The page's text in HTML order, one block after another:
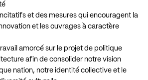
et des mesures qui encouragent la
et les ouvrages à caractère
amorcé sur le projet de politique
afin de consolider notre vision
nation, notre identité collective et le